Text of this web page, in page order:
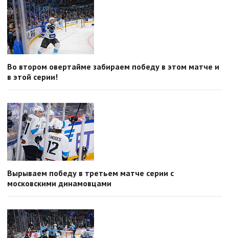
Во втором овертайме забираем победу в этом матче и
в этой серии!
Вырываем победу в третьем матче серии с
московскими динамовцами